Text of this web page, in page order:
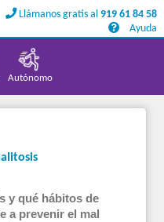
Llámanos gratis al919 61 84 58
Ayuda
Llámanos gratis al
919 61 84 58
Ayuda
Autónomo
y qué hábitos de
a prevenir el mal